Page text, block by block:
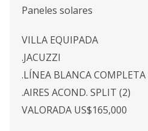
Paneles solares
VILLA EQUIPADA
.JACUZZI
.LÍNEA BLANCA COMPLETA
.AIRES ACOND. SPLIT (2)
VALORADA US$165,000